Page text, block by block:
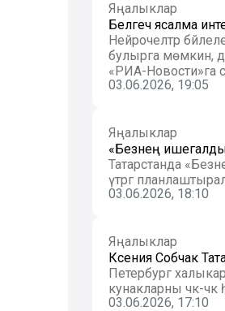
Яңалыклар
Белгеч ясалма
Нейрочелтәр
булырга мөмкин, дип белдергән Мәскәү дәүләт университеты профессоры Алла
«РИА-Новости»га
03.06.2026, 19:05
Яңалыклар
«Безнең
Татарстанда
үтәргә
03.06.2026, 18:10
Яңалыклар
Ксения Собчак
Петербург
кунакларны чәк-чәк
03.06.2026, 17:10